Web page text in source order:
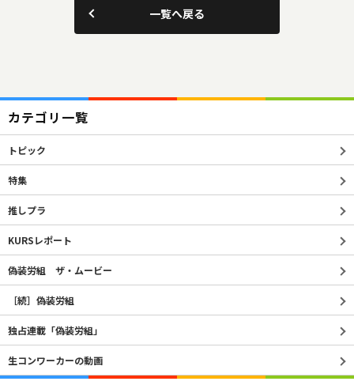
一覧へ戻る
カテゴリ一覧
トピック
特集
推しプラ
KURSレポート
偽装労組 ザ・ムービー
［続］偽装労組
独占連載「偽装労組」
生コンワーカーの動画